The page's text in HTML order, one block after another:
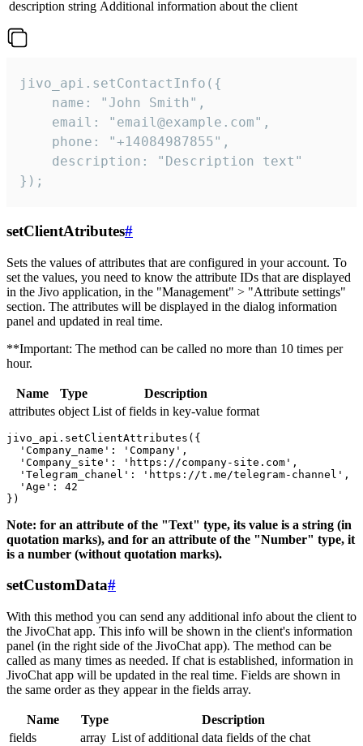
description string Additional information about the client
jivo_api.setContactInfo({
    name: "John Smith",
    email: "email@example.com",
    phone: "+14084987855",
    description: "Description text"
});
setClientAtributes#
Sets the values ​​of attributes that are configured in your account. To
set the values, you need to know the attribute IDs that are displayed
in the Jivo application, in the "Management" > "Attribute settings"
section. The attributes will be displayed in the dialog information
panel and updated in real time.
**Important: The method can be called no more than 10 times per
hour.
Name Type
Description
attributes object List of fields in key-value format
jivo_api.setClientAttributes({
  'Company_name': 'Company',
  'Company_site': 'https://company-site.com',
  'Telegram_chanel': 'https://t.me/telegram-channel',
  'Age': 42
Note: for an attribute of the "Text" type, its value is a string (in
quotation marks), and for an attribute of the "Number" type, it
is a number (without quotation marks).
setCustomData#
With this method you can send any additional info about the client to
the JivoChat app. This info will be shown in the client's information
panel (in the right side of the JivoChat app). The method can be
called as many times as needed. If chat is established, information in
JivoChat app will be updated in the real time. Fields are shown in
the same order as they appear in the fields array.
Name Type
Description
fields
array List of additional data fields of the chat